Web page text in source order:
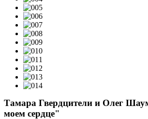
Тамара Гвердцители и Олег
моем сердце"